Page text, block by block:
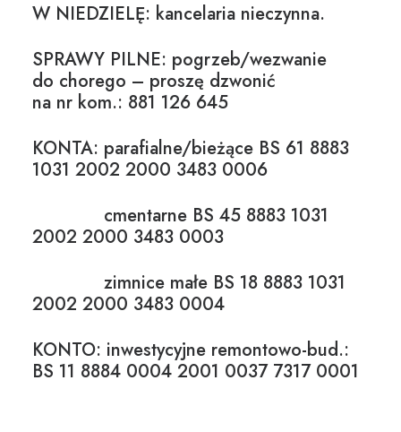
W NIEDZIELĘ: kancelaria nieczynna.
SPRAWY PILNE: pogrzeb/wezwanie
do chorego – proszę dzwonić
na nr kom.: 881 126 645
KONTA: parafialne/bieżące BS 61 8883
1031 2002 2000 3483 0006
cmentarne BS 45 8883 1031
2002 2000 3483 0003
zimnice małe BS 18 8883 1031
2002 2000 3483 0004
KONTO: inwestycyjne remontowo-bud.:
BS 11 8884 0004 2001 0037 7317 0001